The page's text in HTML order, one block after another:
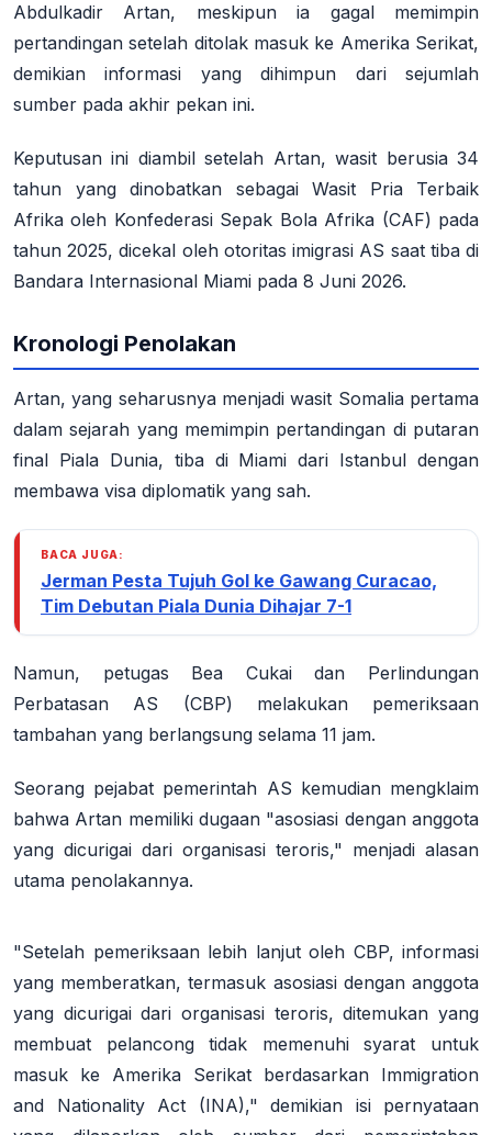
Abdulkadir Artan, meskipun ia gagal memimpin
pertandingan setelah ditolak masuk ke Amerika Serikat,
demikian informasi yang dihimpun dari sejumlah
sumber pada akhir pekan ini.
Keputusan ini diambil setelah Artan, wasit berusia 34
tahun yang dinobatkan sebagai Wasit Pria Terbaik
Afrika oleh Konfederasi Sepak Bola Afrika (CAF) pada
tahun 2025, dicekal oleh otoritas imigrasi AS saat tiba di
Bandara Internasional Miami pada 8 Juni 2026.
Kronologi Penolakan
Artan, yang seharusnya menjadi wasit Somalia pertama
dalam sejarah yang memimpin pertandingan di putaran
final Piala Dunia, tiba di Miami dari Istanbul dengan
membawa visa diplomatik yang sah.
BACA JUGA:
Jerman Pesta Tujuh Gol ke Gawang Curacao,
Tim Debutan Piala Dunia Dihajar 7-1
Namun, petugas Bea Cukai dan Perlindungan
Perbatasan AS (CBP) melakukan pemeriksaan
tambahan yang berlangsung selama 11 jam.
Seorang pejabat pemerintah AS kemudian mengklaim
bahwa Artan memiliki dugaan "asosiasi dengan anggota
yang dicurigai dari organisasi teroris," menjadi alasan
utama penolakannya.
"Setelah pemeriksaan lebih lanjut oleh CBP, informasi
yang memberatkan, termasuk asosiasi dengan anggota
yang dicurigai dari organisasi teroris, ditemukan yang
membuat pelancong tidak memenuhi syarat untuk
masuk ke Amerika Serikat berdasarkan Immigration
and Nationality Act (INA)," demikian isi pernyataan